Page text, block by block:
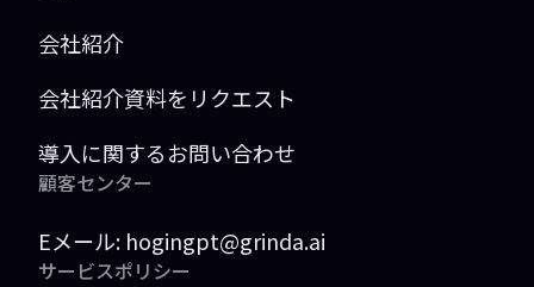
会社紹介
会社紹介資料をリクエスト
導入に関するお問い合わせ
顧客センター
Eメール: hogingpt@grinda.ai
サービスポリシー